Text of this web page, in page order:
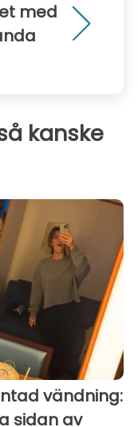
med
kanske
vändning:
sidan av